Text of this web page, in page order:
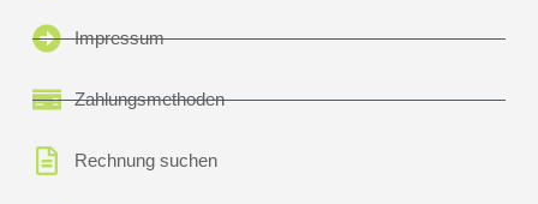
Impressum
Zahlungsmethoden
Rechnung suchen